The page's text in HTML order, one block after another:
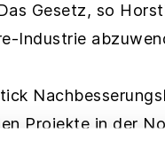
Gesetz, so
Industrie
Projekte in der